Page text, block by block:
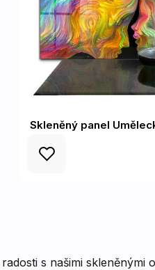
Skleněný panel
s našimi